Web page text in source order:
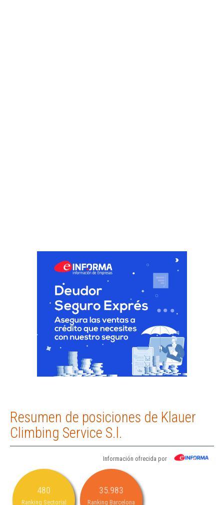
Resumen de posiciones de Klauer
Climbing Service S.l.
Información ofrecida por
480
Ranking Sectorial
35.983
Ranking Barcelona